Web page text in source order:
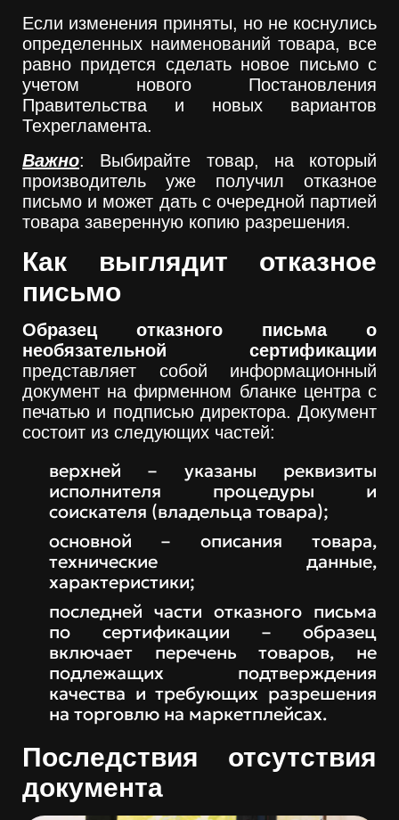
Если изменения приняты, но не коснулись
определенных наименований товара, все
равно придется сделать новое письмо с
учетом нового Постановления
Правительства и новых вариантов
Техрегламента.
Важно: Выбирайте товар, на который
производитель уже получил отказное
письмо и может дать с очередной партией
товара заверенную копию разрешения.
Как выглядит отказное
письмо
Образец отказного письма о
необязательной сертификации
представляет собой информационный
документ на фирменном бланке центра с
печатью и подписью директора. Документ
состоит из следующих частей:
верхней – указаны реквизиты
исполнителя процедуры и
соискателя (владельца товара);
основной – описания товара,
технические данные,
характеристики;
последней части отказного письма
по сертификации – образец
включает перечень товаров, не
подлежащих подтверждения
качества и требующих разрешения
на торговлю на маркетплейсах.
Последствия отсутствия
документа